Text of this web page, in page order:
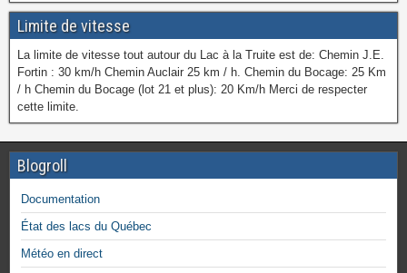
Limite de vitesse
La limite de vitesse tout autour du Lac à la Truite est de: Chemin J.E.
Fortin : 30 km/h Chemin Auclair 25 km / h. Chemin du Bocage: 25 Km
/ h Chemin du Bocage (lot 21 et plus): 20 Km/h Merci de respecter
cette limite.
Blogroll
Documentation
État des lacs du Québec
Météo en direct